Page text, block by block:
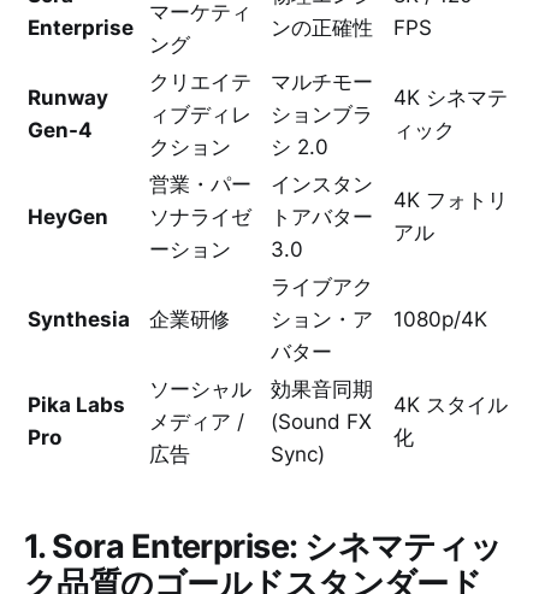
Enterprise
マーケティ
ング
ンの正確性
FPS
Runway
Gen-4
クリエイテ
ィブディレ
クション
マルチモー
ションブラ
シ 2.0
4K シネマテ
ィック
HeyGen
営業・パー
ソナライゼ
ーション
インスタン
トアバター
3.0
4K フォトリ
アル
Synthesia 企業研修
ライブアク
ション・ア
バター
1080p/4K
Pika Labs
Pro
ソーシャル
メディア /
広告
効果音同期
(Sound FX
Sync)
4K スタイル
化
1. Sora Enterprise: シネマティッ
ク品質のゴールドスタンダード